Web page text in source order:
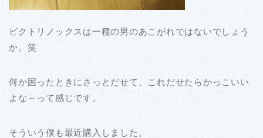
ビクトリノックスは一種の男のあこがれではないでしょう
か。笑
何か困ったときにさっとだせて、これだせたらかっこいい
よな～って感じです。
そういう僕も最近購入しました。